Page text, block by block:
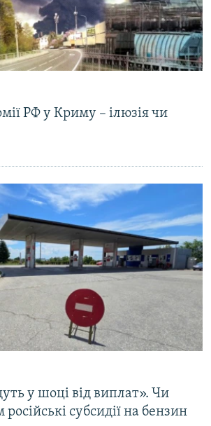
РФ у Криму – ілюзія чи
у шоці від виплат». Чи
субсидії на бензин